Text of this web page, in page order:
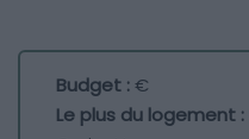
Budget :€
Le plus du logement :